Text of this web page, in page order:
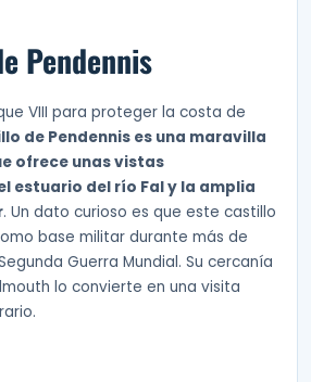
Pendennis
VIII para proteger la costa de
de Pendennis es una maravilla
ofrece unas vistas
estuario del río Fal y la amplia
. Un dato curioso es que este castillo
base militar durante más de
Guerra Mundial. Su cercanía
lo convierte en una visita